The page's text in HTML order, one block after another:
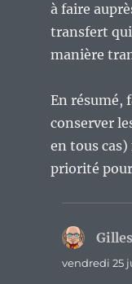
à faire
transfert
manière
En résumé,
conserver
en tous
priorité
Gilles
vendredi 25